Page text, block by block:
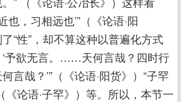
也，习相远也’”（《论语·阳
“性”，却不算这种以普遍化方式
‘予欲无言。……天何言哉？四时行
言哉？’”（《论语·阳货》）“子罕
《论语·子罕》）等。所以，本节一